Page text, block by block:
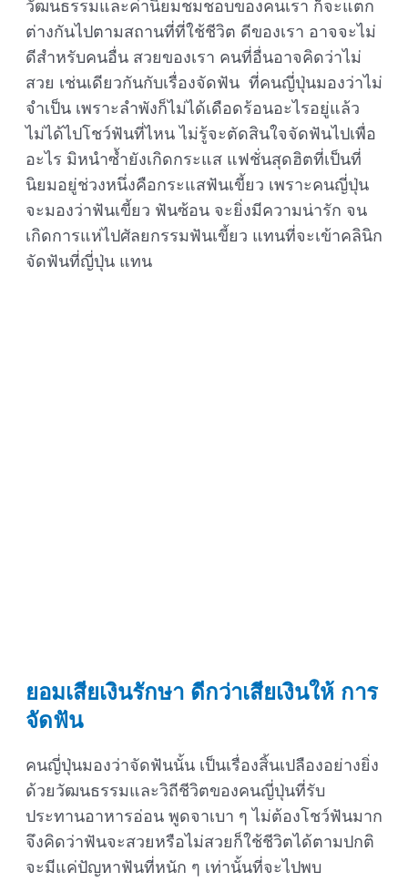
วัฒนธรรมและค่านิยมชมชอบของคนเรา ก็จะแตก
ต่างกันไปตามสถานที่ที่ใช้ชีวิต ดีของเรา อาจจะไม่
ดีสำหรับคนอื่น สวยของเรา คนที่อื่นอาจคิดว่าไม่
สวย เช่นเดียวกันกับเรื่องจัดฟัน ที่คนญี่ปุ่นมองว่าไม่
จำเป็น เพราะลำพังก็ไม่ได้เดือดร้อนอะไรอยู่แล้ว
ไม่ได้ไปโชว์ฟันที่ไหน ไม่รู้จะตัดสินใจจัดฟันไปเพื่อ
อะไร มิหนำซ้ำยังเกิดกระแส แฟชั่นสุดฮิตที่เป็นที่
นิยมอยู่ช่วงหนึ่งคือกระแสฟันเขี้ยว เพราะคนญี่ปุ่น
จะมองว่าฟันเขี้ยว ฟันซ้อน จะยิ่งมีความน่ารัก จน
เกิดการแห่ไปศัลยกรรมฟันเขี้ยว แทนที่จะเข้าคลินิก
จัดฟันที่ญี่ปุ่น แทน
ยอมเสียเงินรักษา ดีกว่าเสียเงินให้ การ
จัดฟัน
คนญี่ปุ่นมองว่าจัดฟันนั้น เป็นเรื่องสิ้นเปลืองอย่างยิ่ง
ด้วยวัฒนธรรมและวิถีชีวิตของคนญี่ปุ่นที่รับ
ประทานอาหารอ่อน พูดจาเบา ๆ ไม่ต้องโชว์ฟันมาก
จึงคิดว่าฟันจะสวยหรือไม่สวยก็ใช้ชีวิตได้ตามปกติ
จะมีแค่ปัญหาฟันที่หนัก ๆ เท่านั้นที่จะไปพบ